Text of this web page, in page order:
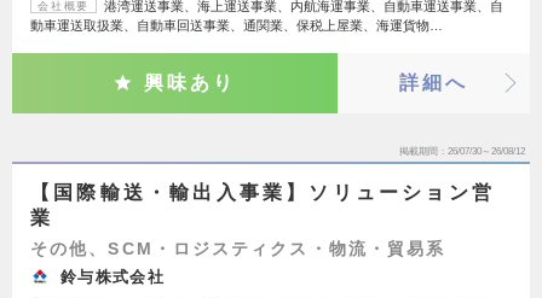
会社概要
港湾運送事業、海上運送事業、内航海運事業、自動車運送事業、自
動車運送取扱業、自動車回送事業、通関業、保税上屋業、海運貨物…
興味あり 詳細へ
掲載期間 26/07/30～26/08/12
【国際輸送・輸出入事業】ソリューション営
業
その他、SCM・ロジスティクス・物流・貿易系
鈴与株式会社